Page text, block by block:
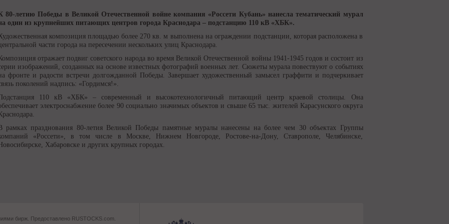
80-летию Победы в Великой Отечественной войне компания «Россети Кубань» нанесла тематический мурал
один из крупнейших питающих центров города Краснодара – подстанцию 110 кВ «ХБК».
композиция площадью более 270 кв. м выполнена на ограждении подстанции, которая расположена в
части города на пересечении нескольких улиц Краснодара.
Композиция отражает подвиг советского народа во время Великой Отечественной войны 1941-1945 годов и состоит из
изображений, созданных на основе известных фотографий военных лет. Сюжеты мурала повествуют о событиях
фронте и радости встречи долгожданной Победы. Завершает художественный замысел граффити и подчеркивает
поколений надпись: «Гордимся!».
Подстанция 110 кВ «ХБК» – современный и высокотехнологичный питающий центр краевой столицы. Она
электроснабжение более 90 социально значимых объектов и свыше 65 тыс. жителей Карасунского округа
Краснодара.
В рамках празднования 80-летия Великой Победы памятные муралы нанесены на более чем 30 объектах Группы
«Россети», в том числе в Москве, Нижнем Новгороде, Ростове-на-Дону, Ставрополе, Челябинске,
Новосибирске, Хабаровске и других крупных городах.
бирж. Предоставлено RUSTOCKS.com.